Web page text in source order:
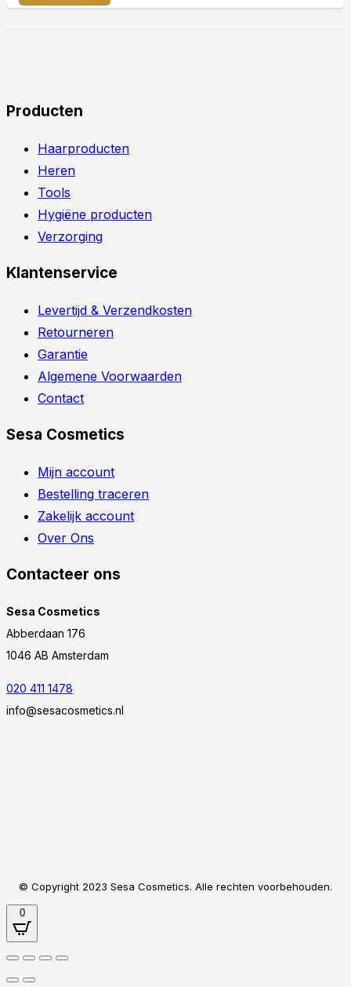
Producten
Haarproducten
Heren
Tools
Hygiëne producten
Verzorging
Klantenservice
Levertijd & Verzendkosten
Retourneren
Garantie
Algemene Voorwaarden
Contact
Sesa Cosmetics
Mijn account
Bestelling traceren
Zakelijk account
Over Ons
Contacteer ons
Sesa Cosmetics
Abberdaan 176
1046 AB Amsterdam
020 411 1478
info@sesacosmetics.nl
© Copyright 2023 Sesa Cosmetics. Alle rechten voorbehouden.
0